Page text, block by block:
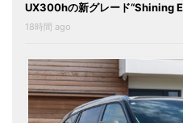
UX300hの新グレード“Shining
18時間 ago